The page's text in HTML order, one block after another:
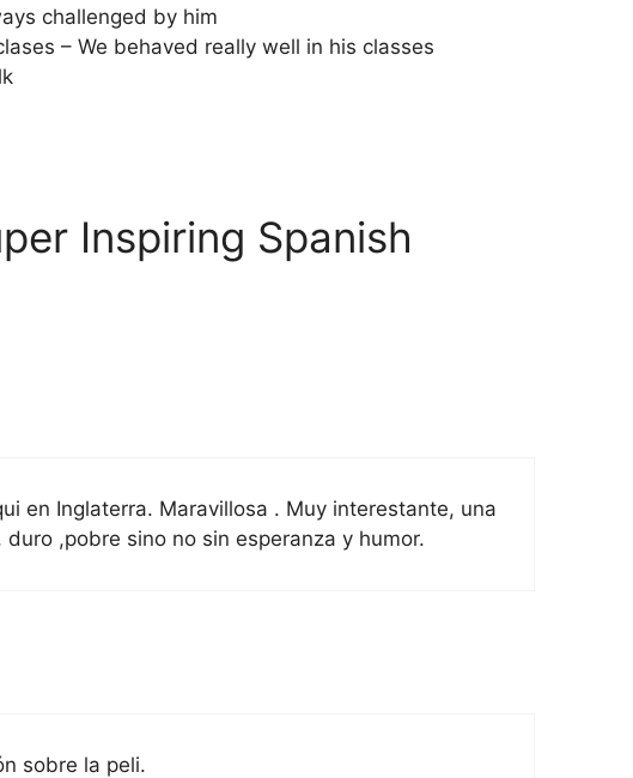
challenged by him
– We behaved really well in his classes
Inspiring Spanish
en Inglaterra. Maravillosa . Muy interestante, una
,pobre sino no sin esperanza y humor.
sobre la peli.